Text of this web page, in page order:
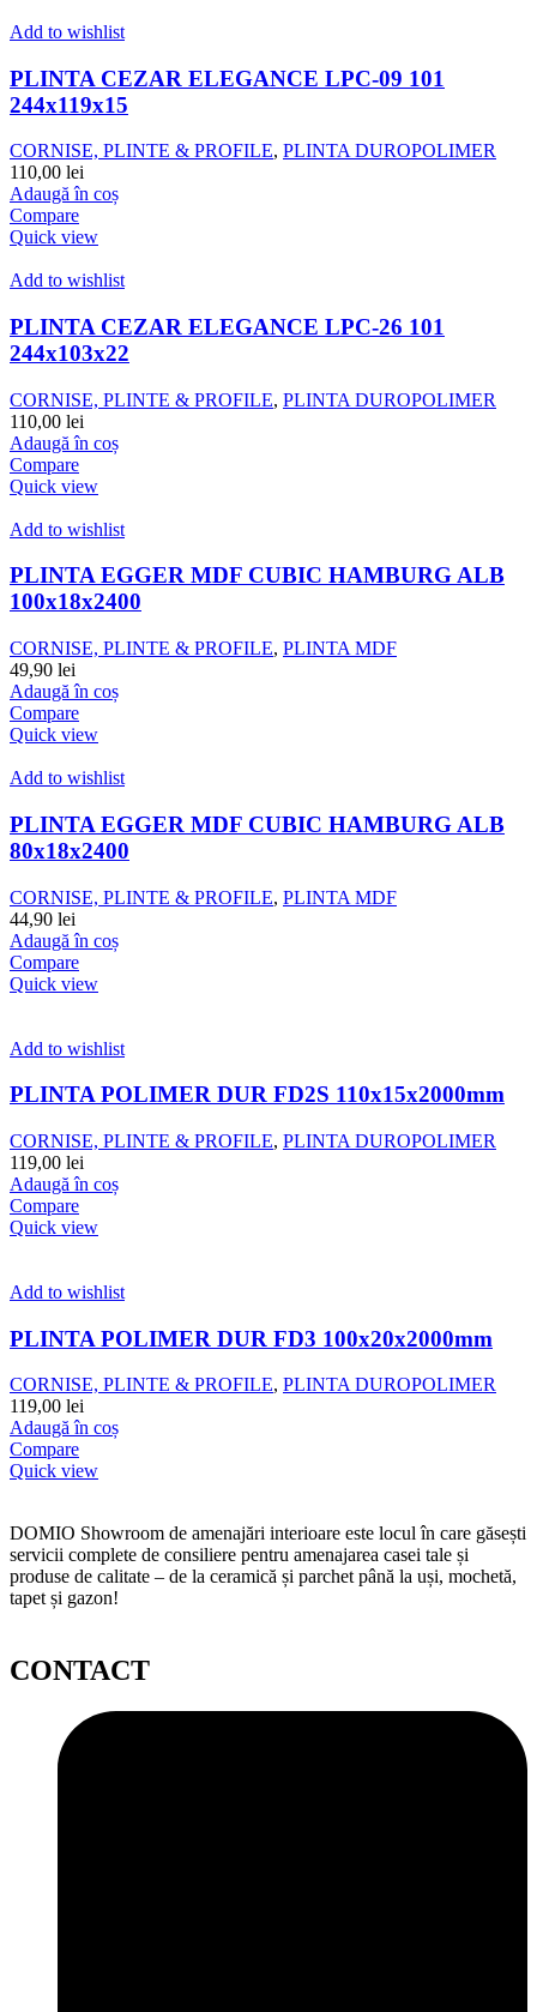
Add to wishlist
PLINTA CEZAR ELEGANCE LPC-09 101
244x119x15
CORNISE, PLINTE & PROFILE, PLINTA DUROPOLIMER
110,00 lei
Adaugă în coș
Compare
Quick view
Add to wishlist
PLINTA CEZAR ELEGANCE LPC-26 101
244x103x22
CORNISE, PLINTE & PROFILE, PLINTA DUROPOLIMER
110,00 lei
Adaugă în coș
Compare
Quick view
Add to wishlist
PLINTA EGGER MDF CUBIC HAMBURG ALB
100x18x2400
CORNISE, PLINTE & PROFILE, PLINTA MDF
49,90 lei
Adaugă în coș
Compare
Quick view
Add to wishlist
PLINTA EGGER MDF CUBIC HAMBURG ALB
80x18x2400
CORNISE, PLINTE & PROFILE, PLINTA MDF
44,90 lei
Adaugă în coș
Compare
Quick view
Add to wishlist
PLINTA POLIMER DUR FD2S 110x15x2000mm
CORNISE, PLINTE & PROFILE, PLINTA DUROPOLIMER
119,00 lei
Adaugă în coș
Compare
Quick view
Add to wishlist
PLINTA POLIMER DUR FD3 100x20x2000mm
CORNISE, PLINTE & PROFILE, PLINTA DUROPOLIMER
119,00 lei
Adaugă în coș
Compare
Quick view
DOMIO Showroom de amenajări interioare este locul în care găsești
servicii complete de consiliere pentru amenajarea casei tale și
produse de calitate – de la ceramică și parchet până la uși, mochetă,
tapet și gazon!
CONTACT